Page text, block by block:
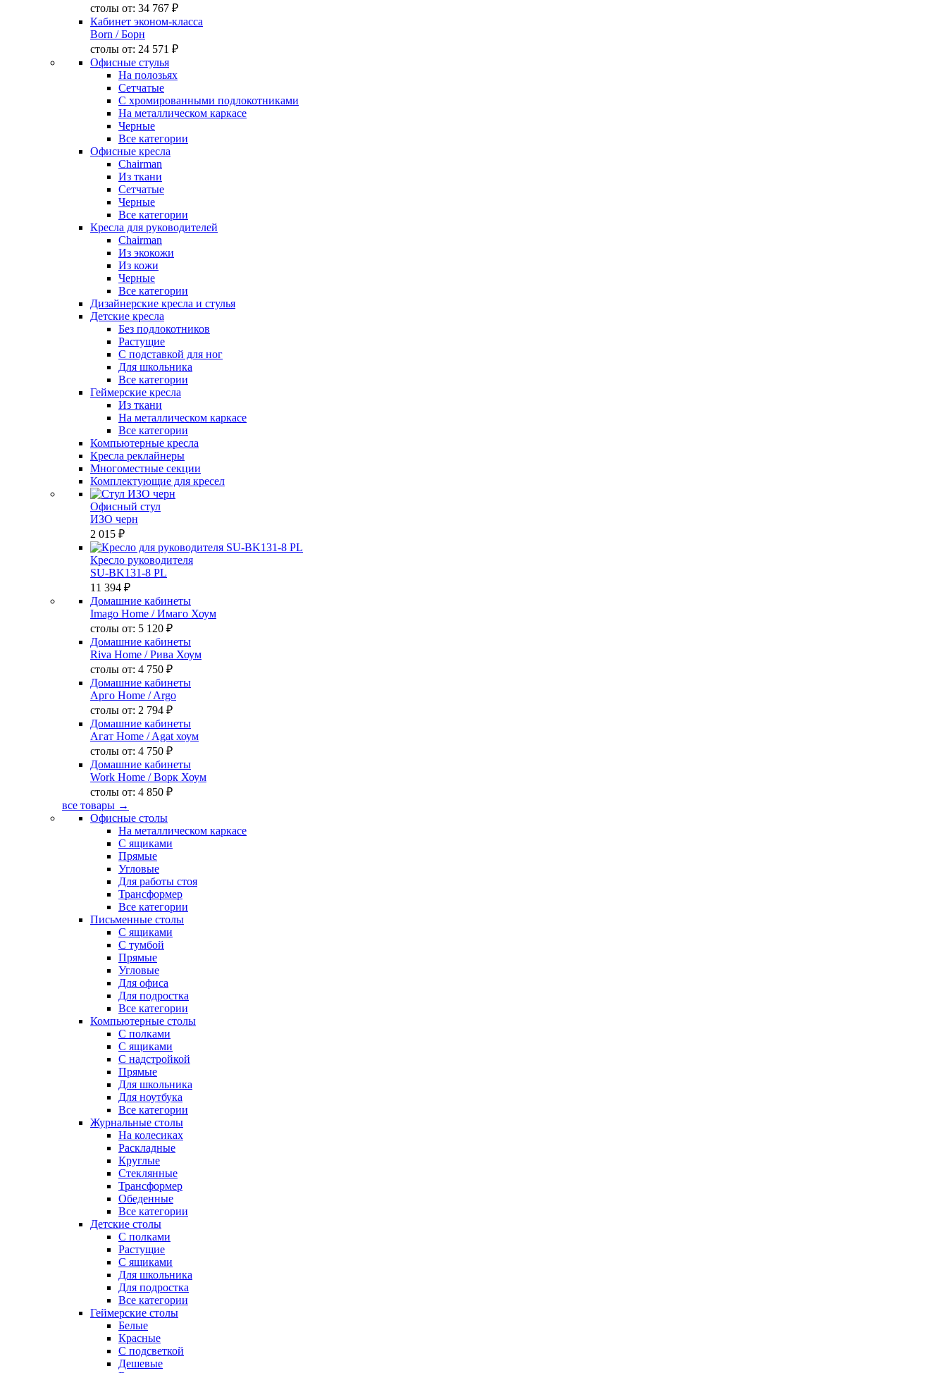
столы от: 34 767 ₽
Кабинет эконом-класса
Born / Борн
столы от: 24 571 ₽
Офисные стулья
На полозьях
Сетчатые
С хромированными подлокотниками
На металлическом каркасе
Черные
Все категории
Офисные кресла
Chairman
Из ткани
Сетчатые
Черные
Все категории
Кресла для руководителей
Chairman
Из экокожи
Из кожи
Черные
Все категории
Дизайнерские кресла и стулья
Детские кресла
Без подлокотников
Растущие
С подставкой для ног
Для школьника
Все категории
Геймерские кресла
Из ткани
На металлическом каркасе
Все категории
Компьютерные кресла
Кресла реклайнеры
Многоместные секции
Комплектующие для кресел
Офисный стул
ИЗО черн
2 015 ₽
Кресло руководителя
SU-BK131-8 PL
11 394 ₽
Домашние кабинеты
Imago Home / Имаго Хоум
столы от: 5 120 ₽
Домашние кабинеты
Riva Home / Рива Хоум
столы от: 4 750 ₽
Домашние кабинеты
Арго Home / Argo
столы от: 2 794 ₽
Домашние кабинеты
Агат Home / Agat хоум
столы от: 4 750 ₽
Домашние кабинеты
Work Home / Ворк Хоум
столы от: 4 850 ₽
все товары →
Офисные столы
На металлическом каркасе
С ящиками
Прямые
Угловые
Для работы стоя
Трансформер
Все категории
Письменные столы
С ящиками
С тумбой
Прямые
Угловые
Для офиса
Для подростка
Все категории
Компьютерные столы
С полками
С ящиками
С надстройкой
Прямые
Для школьника
Для ноутбука
Все категории
Журнальные столы
На колесиках
Раскладные
Круглые
Стеклянные
Трансформер
Обеденные
Все категории
Детские столы
С полками
Растущие
С ящиками
Для школьника
Для подростка
Все категории
Геймерские столы
Белые
Красные
С подсветкой
Дешевые